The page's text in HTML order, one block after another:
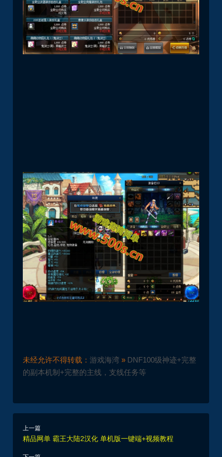
未经允许不得转载：游戏海湾 » DNF100级神迹+完整
的副本机制+完整的主线，支线任务等
上一篇
精品网单 霸王大陆2汉化 单机版一键端+视频教程